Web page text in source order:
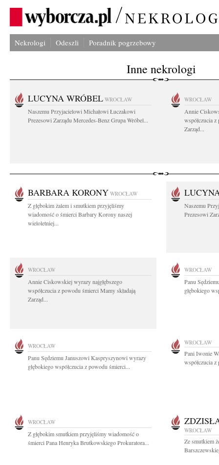
Nekrologi Odeszli Poradnik pogrzebowy
Inne nekrologi
LUCYNA WRÓBEL WROCŁAW
Naszemu Przyjacielowi Michałowi Łuczakowi
Prezesowi Zarządu Mercedes-Benz Grupa Wróbel...
WROCŁAW
Annie
współczucia
Zarząd...
BARBARA KORONY WROCŁAW
Z głębokim żalem i smutkiem przyjęliśmy
wiadomość o śmierci Barbary Korony naszej
wieloletniej...
Naszemu
Prezesowi
WROCŁAW
Annie Ciskowskiej wyrazy najgłębszego
współczucia z powodu śmierci Mamy składają
Zarząd...
WROCŁAW
Panu
głębokiego
WROCŁAW
Panu Sędziemu Januszowi Kaspryszynowi wyrazy
głębokiego współczucia z powodu śmierci...
WROCŁAW
Pani Iwonie
współczucia
WROCŁAW
Z głębokim smutkiem przyjęliśmy wiadomość o
śmierci Pana Henryka Brutkowskiego Prokuratora...
WROCŁAW
Ze smutkiem